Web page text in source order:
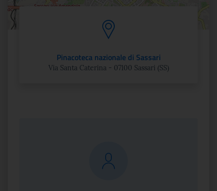
Pinacoteca nazionale di Sassari
Via Santa Caterina - 07100 Sassari (SS)